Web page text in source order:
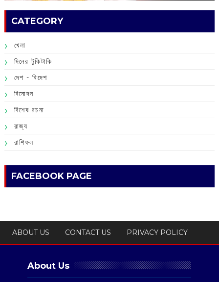
CATEGORY
খেলা
দিনের টুকিটাকি
দেশ - বিদেশ
বিনোদন
বিশেষ রচনা
রাজ্য
রাশিফল
FACEBOOK PAGE
ABOUT US CONTACT US PRIVACY POLICY
About Us